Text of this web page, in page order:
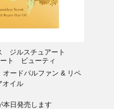
ジルスチュアート
ト ビューティ
オードパルファン & リペ
オイル
本日発売します